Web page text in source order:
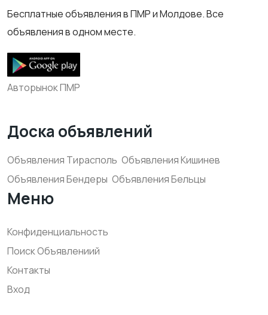
Бесплатные объявления в ПМР и Молдове. Все
объявления в одном месте.
Авторынок ПМР
Доска объявлений
Объявления Тирасполь Объявления Кишинев
Объявления Бендеры Объявления Бельцы
Меню
Конфиденциальность
Поиск Объявлениий
Контакты
Вход